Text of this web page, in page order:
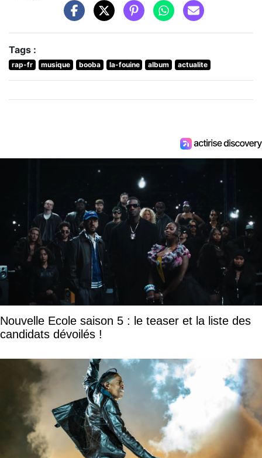
Tags :
rap-fr musique booba la-fouine album actualite
Nouvelle Ecole saison 5 : le teaser et la liste des
candidats dévoilés !